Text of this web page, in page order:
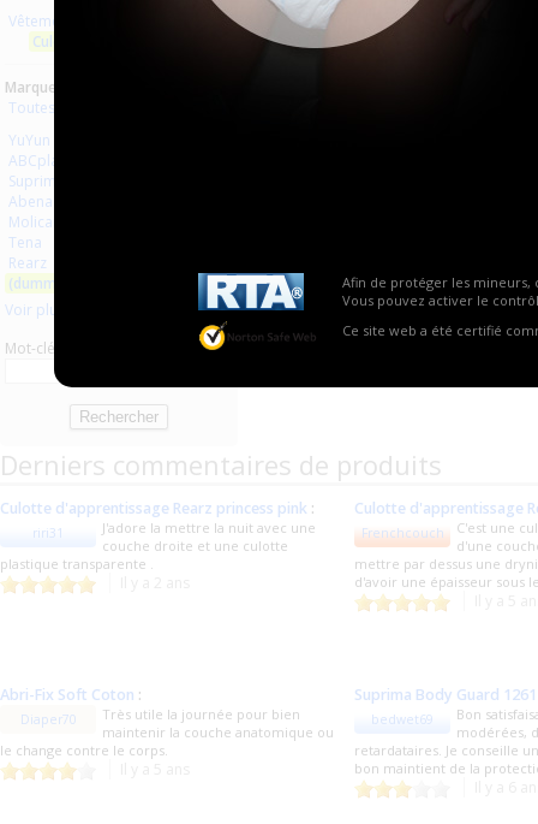
Afin de protéger les mineurs,
Vous pouvez activer le
Ce site web a été certifié
Vêtements
Culottes
Marques :
Toutes les marques
YuYun
ABCplaisir
Suprima
Abena
Molicare
Tena
Rearz
(dummy onesie clothes)
Voir plus
Mot-clé
Aucun produit trouvé.
Derniers commentaires de produits
Culotte d'apprentissage Rearz princess pink :
riri31
J'adore la mettre la nuit avec une
couche droite et une culotte
plastique transparente .
Culotte d'apprentissage
Frenchcouch
C'est une
d'une
mettre par dessus une
d'avoir une épaisseur sous
Abri-Fix Soft Coton :
Diaper70
Très utile la journée pour bien
maintenir la couche anatomique ou
le change contre le corps.
Suprima Body Guard 1261
bedwet69
Bon
modérées,
retardataires. Je conseille
bon maintient de la